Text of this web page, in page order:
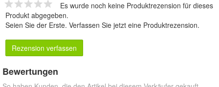
Es wurde noch keine Produktrezension für dieses
Produkt abgegeben.
Seien Sie der Erste. Verfassen Sie jetzt eine Produktrezension.
Rezension verfassen
Bewertungen